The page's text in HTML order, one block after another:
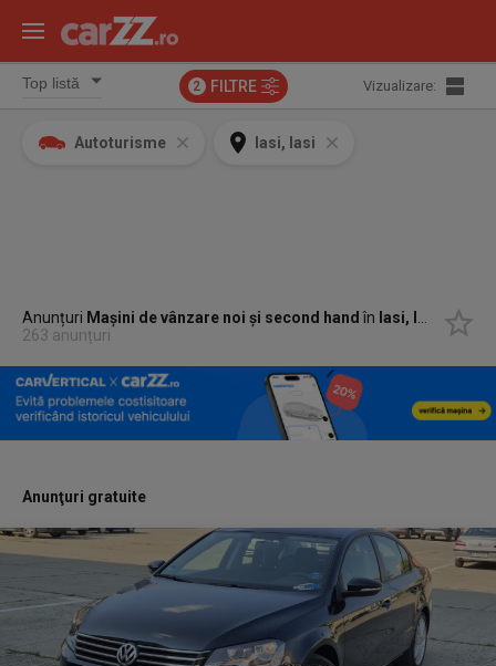
2 FILTRE Vizualizare:
Autoturisme Iasi, Iasi
Anunțuri Mașini de vânzare noi și second hand în Iasi, Iasi
263 anunțuri
Anunţuri gratuite